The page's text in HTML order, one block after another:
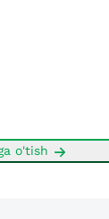
o'tish